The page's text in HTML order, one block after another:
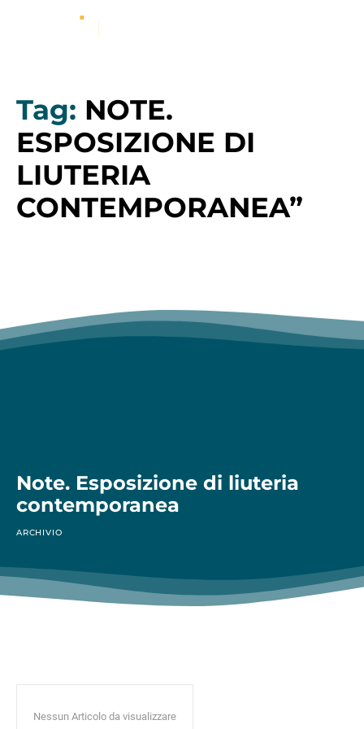
Tag: NOTE.
ESPOSIZIONE DI
LIUTERIA
CONTEMPORANEA”
Note. Esposizione di liuteria
contemporanea
ARCHIVIO
Nessun Articolo da visualizzare